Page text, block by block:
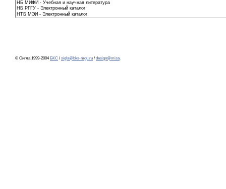
© Сигла 1999-2004 БКС / sigla@bks-mgu.ru / design@misa.